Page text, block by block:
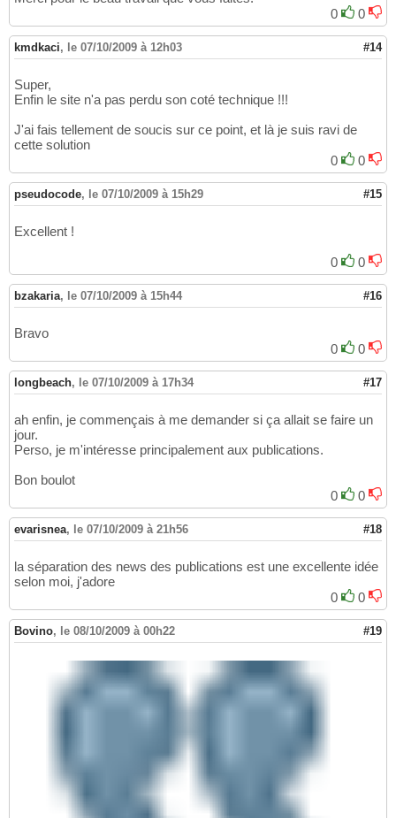
0
0
kmdkaci, le 07/10/2009 à 12h03 #14
Super,
Enfin le site n'a pas perdu son coté technique !!!
J'ai fais tellement de soucis sur ce point, et là je suis ravi de
cette solution
0
0
pseudocode, le 07/10/2009 à 15h29 #15
Excellent !
0 0
bzakaria, le 07/10/2009 à 15h44 #16
Bravo
0
0
longbeach, le 07/10/2009 à 17h34 #17
ah enfin, je commençais à me demander si ça allait se faire un
jour.
Perso, je m'intéresse principalement aux publications.
Bon boulot
0
0
evarisnea, le 07/10/2009 à 21h56 #18
la séparation des news des publications est une excellente idée
selon moi, j'adore
0
0
Bovino, le 08/10/2009 à 00h22 #19